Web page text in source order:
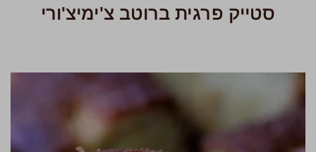
סטייק פרגית ברוטב צ'ימיצ'ורי